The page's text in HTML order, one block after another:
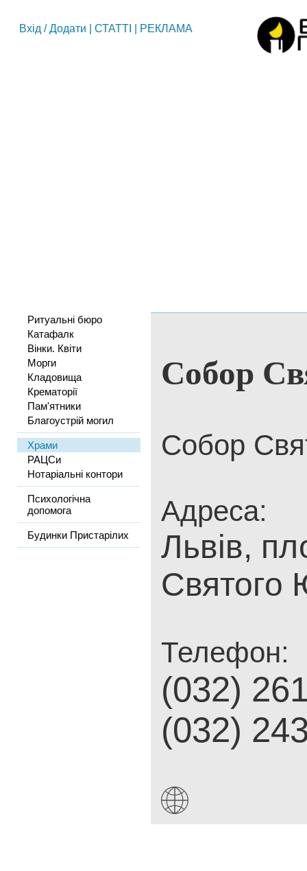
Вхід /Додати СТАТТІ РЕКЛАМА
Ритуальні бюро
Катафалк
Вінки. Квіти
Морги
Кладовища
Крематорії
Пам'ятники
Благоустрій могил
Храми
РАЦСи
Нотаріальні контори
Психологічна
допомога
Будинки Пристарілих
Собор
Собор
Адреса:
Львів,
Святого
Телефон:
(032)
(032)